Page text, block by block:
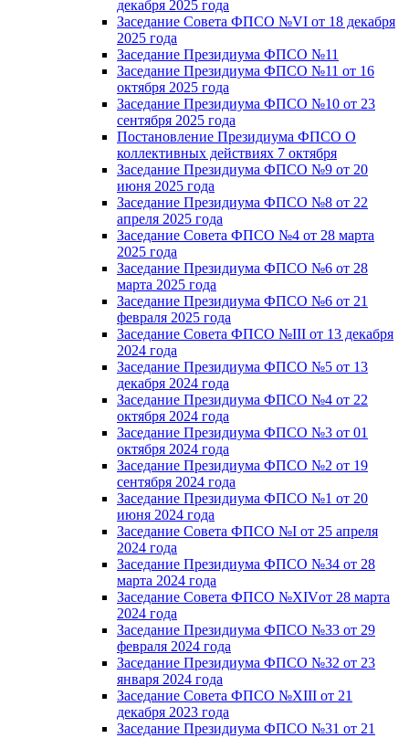
декабря 2025 года
Заседание Совета ФПСО №VI от 18 декабря
2025 года
Заседание Президиума ФПСО №11
Заседание Президиума ФПСО №11 от 16
октября 2025 года
Заседание Президиума ФПСО №10 от 23
сентября 2025 года
Постановление Президиума ФПСО О
коллективных действиях 7 октября
Заседание Президиума ФПСО №9 от 20
июня 2025 года
Заседание Президиума ФПСО №8 от 22
апреля 2025 года
Заседание Совета ФПСО №4 от 28 марта
2025 года
Заседание Президиума ФПСО №6 от 28
марта 2025 года
Заседание Президиума ФПСО №6 от 21
февраля 2025 года
Заседание Совета ФПСО №III от 13 декабря
2024 года
Заседание Президиума ФПСО №5 от 13
декабря 2024 года
Заседание Президиума ФПСО №4 от 22
октября 2024 года
Заседание Президиума ФПСО №3 от 01
октября 2024 года
Заседание Президиума ФПСО №2 от 19
сентября 2024 года
Заседание Президиума ФПСО №1 от 20
июня 2024 года
Заседание Совета ФПСО №I от 25 апреля
2024 года
Заседание Президиума ФПСО №34 от 28
марта 2024 года
Заседание Совета ФПСО №XIVот 28 марта
2024 года
Заседание Президиума ФПСО №33 от 29
февраля 2024 года
Заседание Президиума ФПСО №32 от 23
января 2024 года
Заседание Совета ФПСО №XIII от 21
декабря 2023 года
Заседание Президиума ФПСО №31 от 21